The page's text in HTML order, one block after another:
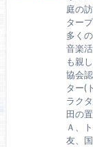
庭の
ター
多く
音楽
も親
協会
ター(
ラク
田の
Ａ、
友、